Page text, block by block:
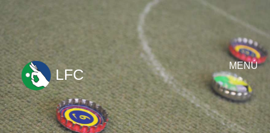
MENÚ
ir
al
contenido
LFC